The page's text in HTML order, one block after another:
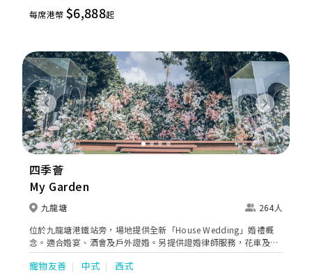
每席港幣 $6,888起
Previous Next
四季薈
My Garden
九龍塘
264人
位於九龍塘港鐵站旁，場地提供全新「House Wedding」婚禮概
念。適合婚宴、酒會及戶外證婚。另提供證婚律師服務，花車及婚
禮統籌等婚嫁服務。
寵物友善 中式 西式